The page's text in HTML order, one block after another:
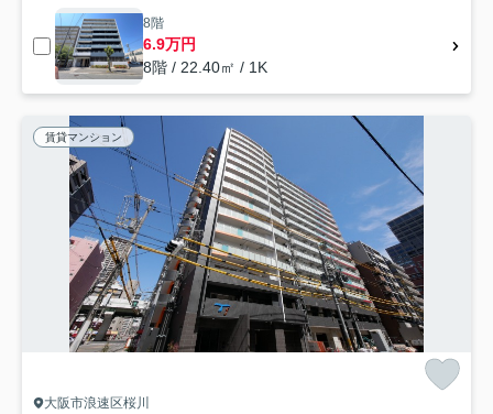
8階
6.9万円
8階 / 22.40㎡ / 1K
賃貸マンション
大阪市浪速区桜川